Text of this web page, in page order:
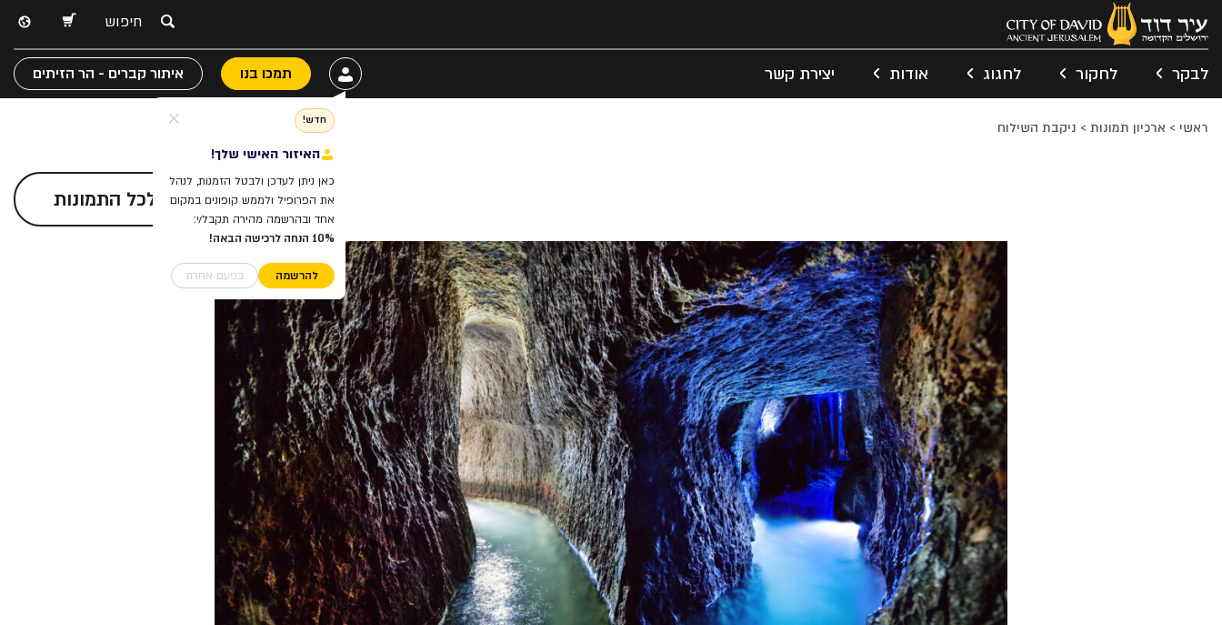
לבקר לחקור לחגוג אודות יצירת קשר
חדש!
האיזור האישי שלך!
כאן ניתן לעדכן ולבטל הזמנות, לנהל
את הפרופיל ולממש קופונים במקום
אחד ובהרשמה מהירה תקבל/י:
10% הנחה לרכישה הבאה!
להרשמה בפעם אחרת
תמכו בנו איתור קברים - הר הזיתים
ראשי > ארכיון תמונות > ניקבת השילוח
לכל התמונות